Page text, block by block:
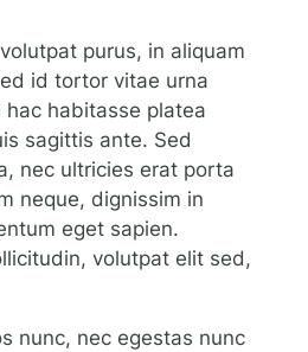
purus, in aliquam
id tortor vitae urna
habitasse platea
sagittis ante. Sed
nec ultricies erat porta
neque, dignissim in
eget sapien.
volutpat elit sed,
nunc, nec egestas nunc